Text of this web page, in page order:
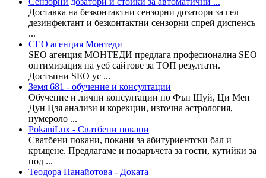
Доставка на безконтактни сензорни дозатори за гел
дезинфектант и безконтактни сензорни спрей диспенсъ
...
СЕО агенция Монтеди
SEO агенция МОНТЕДИ предлага професионална SEO
оптимизация на уеб сайтове за ТОП резултати.
Достъпни SEO ус ...
Земя 681 - обучение и консултации
Обучение и лични консултации по Фън Шуй, Ци Мен
Дун Цзя анализи и корекции, източна астрология,
нумероло ...
PokaniLux - Сватбени покани
Сватбени покани, покани за абитуриентски бал и
кръщене. Предлагаме и подаръчета за гости, кутийки за
под ...
Теодора Панайотова - Доката